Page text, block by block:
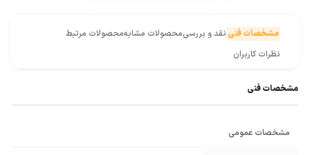
مشخصات فنی نقد و بررسیمحصولات مشابهمحصولات مرتبط
نظرات کاربران
مشخصات فنی
مشخصات عمومی